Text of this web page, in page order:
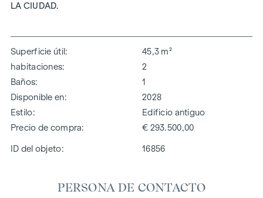
LA CIUDAD.
Superficie útil
45,3 m²
habitaciones
2
Baños
1
Disponible en
2028
Estilo
Edificio antiguo
Precio de compra
€ 293.500,00
ID del objeto: 16856
PERSONA DE CONTACTO